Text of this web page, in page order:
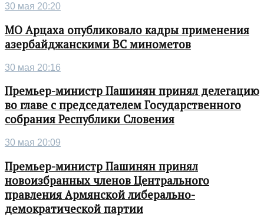
30 мая 20:20
МО Арцаха опубликовало кадры применения
азербайджанскими ВС минометов
30 мая 20:16
Премьер-министр Пашинян принял делегацию
во главе с председателем Государственного
собрания Республики Словения
30 мая 20:09
Премьер-министр Пашинян принял
новоизбранных членов Центрального
правления Армянской либерально-
демократической партии